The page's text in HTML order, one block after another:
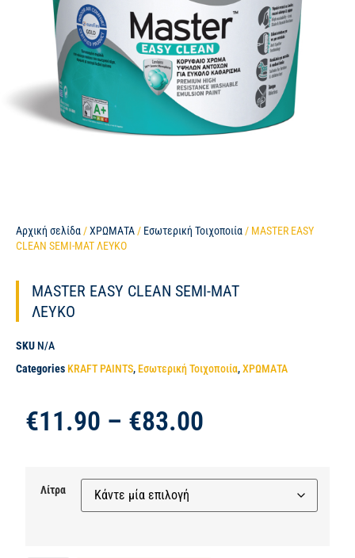
Αρχική σελίδα /ΧΡΩΜΑΤΑ / Εσωτερική Τοιχοποιία / MASTER EASY
CLEAN SEMI-MAT ΛΕΥΚΟ
MASTER EASY CLEAN SEMI-MAT
ΛΕΥΚΟ
SKU N/A
Categories KRAFT PAINTS, Εσωτερική Τοιχοποιία,ΧΡΩΜΑΤΑ
€11.90 – €83.00
Λίτρα